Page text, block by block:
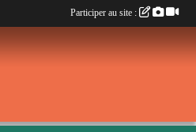
Participer au site :